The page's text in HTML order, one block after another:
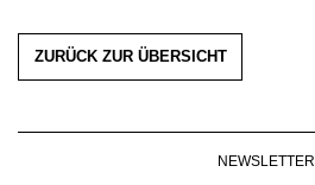
ZURÜCK ZUR ÜBERSICHT
NEWSLETTER